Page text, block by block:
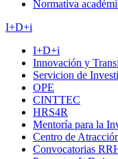
Normativa
I+D+i
I+D+i
Innovación y
Servicion de
OPE
CINTTEC
HRS4R
Mentoría para la
Centro de
Convocatorias